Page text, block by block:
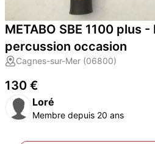
METABO SBE 1100 plus
percussion occasion
Cagnes-sur-Mer (06800)
130 €
Loré
Membre depuis 20 ans